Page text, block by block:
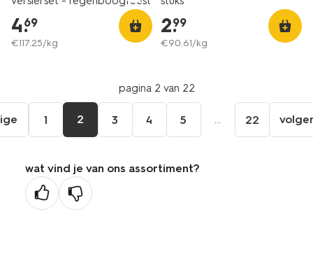
4.
69
€117.25/kg
2.
99
€90.61/kg
pagina 2 van 22
1 2 3 4 5 ... 22
wat vind je van ons assortiment?